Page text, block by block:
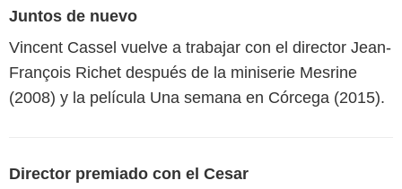
Juntos de nuevo
Vincent Cassel vuelve a trabajar con el director Jean-
François Richet después de la miniserie Mesrine
(2008) y la película Una semana en Córcega (2015).
Director premiado con el Cesar